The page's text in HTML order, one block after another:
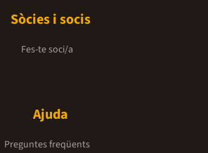
Sòcies i socis
Fes-te soci/a
Ajuda
Preguntes freqüents